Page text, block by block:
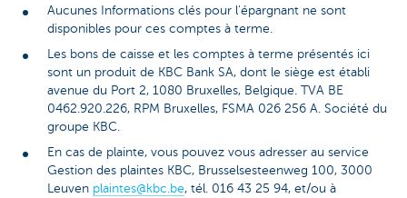
Aucunes Informations clés pour l'épargnant ne sont
disponibles pour ces comptes à terme.
Les bons de caisse et les comptes à terme présentés ici
sont un produit de KBC Bank SA, dont le siège est établi
avenue du Port 2, 1080 Bruxelles, Belgique. TVA BE
0462.920.226, RPM Bruxelles, FSMA 026 256 A. Société du
groupe KBC.
En cas de plainte, vous pouvez vous adresser au service
Gestion des plaintes KBC, Brusselsesteenweg 100, 3000
Leuven plaintes@kbc.be, tél. 016 43 25 94, et/ou à